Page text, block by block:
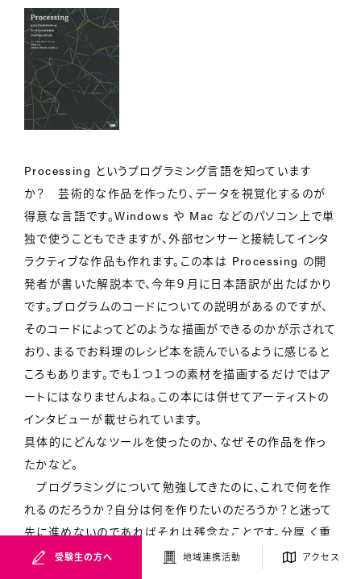
受験生の方へ 地域連携活動 アクセス
Processing というプログラミング言語を知っています
か？ 芸術的な作品を作ったり、データを視覚化するのが
得意な言語です。Windows や Mac などのパソコン上で単
独で使うこともできますが、外部センサーと接続してインタ
ラクティブな作品も作れます。この本は Processing の開
発者が書いた解説本で、今年９月に日本語訳が出たばかり
です。プログラムのコードについての説明があるのですが、
そのコードによってどのような描画ができるのかが示されて
おり、まるでお料理のレシピ本を読んでいるように感じると
ころもあります。でも１つ１つの素材を描画するだけではア
ートにはなりませんよね。この本には併せてアーティストの
インタビューが載せられています。
具体的にどんなツールを使ったのか、なぜその作品を作っ
たかなど。
プログラミングについて勉強してきたのに、これで何を作
れるのだろうか？自分は何を作りたいのだろうか？と迷って
先に進めないのであればそれは残念なことです。分厚 く重
い本ですが、これからインスピレーションが得られるのであ